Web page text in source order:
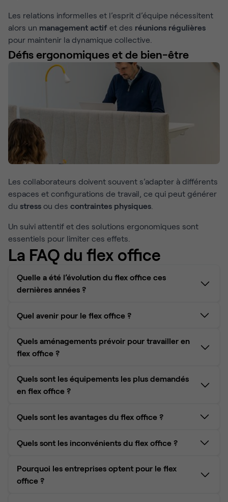
Les relations informelles et l’esprit d’équipe nécessitent
alors un management actif et des réunions régulières
pour maintenir la dynamique collective.
Défis ergonomiques et de bien-être
Les collaborateurs doivent souvent s’adapter à différents
espaces et configurations de travail, ce qui peut générer
du stress ou des contraintes physiques
Un suivi attentif et des solutions ergonomiques sont
essentiels pour limiter ces effets.
La FAQ du flex office
Quelle a été l’évolution du flex office ces
dernières années ?
Quel avenir pour le flex office ?
Quels aménagements prévoir pour travailler en
flex office ?
Quels sont les équipements les plus demandés
en flex office ?
et chaises ergonomiques.
Quels sont les avantages du flex office ?
Une optimisation de l'utilisation des espaces
L'incitation à la collaboration et à l'innovation
Quels sont les inconvénients du flex office ?
Difficultés de communication et de collaboration
Pourquoi les entreprises optent pour le flex
office ?